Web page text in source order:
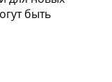
быть